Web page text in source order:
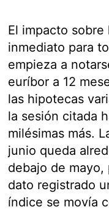
El impacto
inmediato para
empieza a
euríbor a 12
las hipotecas
la sesión citada
milésimas más.
junio queda
debajo de
dato registrado
índice se movía